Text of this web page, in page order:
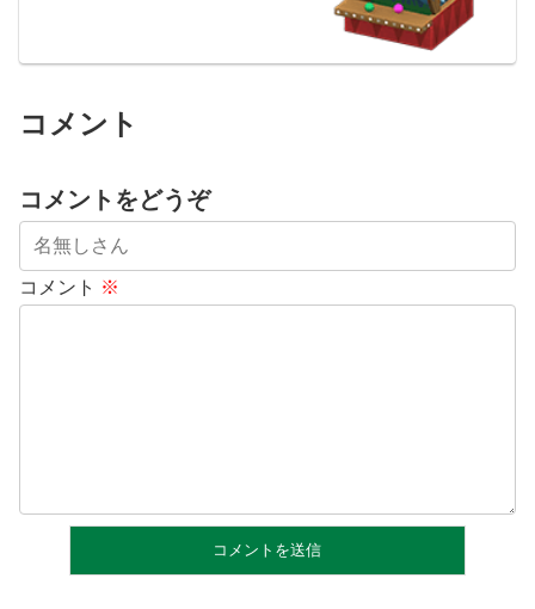
コメント
コメントをどうぞ
コメント ※